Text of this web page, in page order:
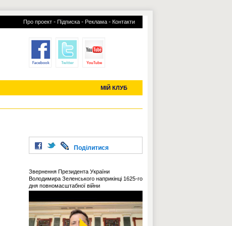
Про проект - Підписка - Реклама - Контакти
МІЙ КЛУБ
УСІ ТРАНСФЕРИ
Поділитися
Звернення Президента України
Володимира Зеленського наприкінці 1625-го
дня повномасштабної війни